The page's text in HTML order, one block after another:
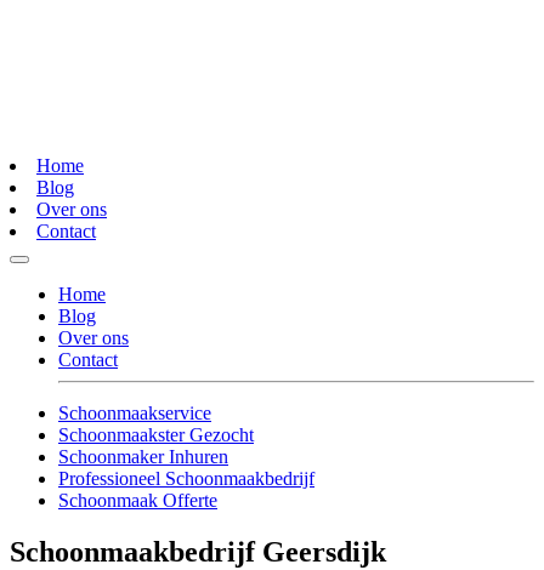
Home
Blog
Over ons
Contact
Home
Blog
Over ons
Contact
Schoonmaakservice
Schoonmaakster Gezocht
Schoonmaker Inhuren
Professioneel Schoonmaakbedrijf
Schoonmaak Offerte
Schoonmaakbedrijf Geersdijk